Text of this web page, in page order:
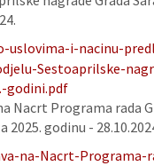
uslovima-i-nacinu-
Sestoaprilske-
godini.pdf
Nacrt Programa rada
2025. godinu -
na-Nacrt-Programa-